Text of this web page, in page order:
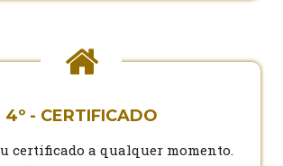
4º - CERTIFICADO
certificado a qualquer momento.